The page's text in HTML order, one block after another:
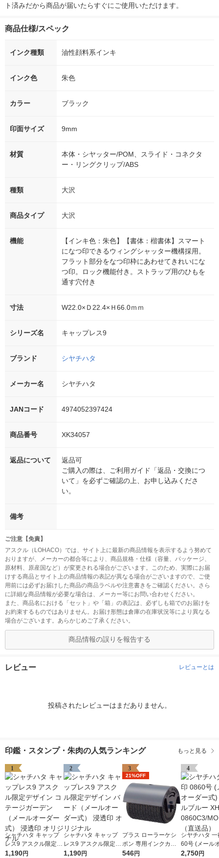
ト済みだから商品が届いたらすぐにご使用いただけます。
商品仕様/スペック
インク種類 油性顔料系インキ
インク色 朱色
カラー ブラック
印面サイズ 9mm
材質
本体・シヤッター/POM、スライド・コネクタ
ー・リングクリップ/ABS
種類 大沢
商品タイプ 大沢
機能
【インキ色：朱色】【書体：楷書体】スマート
になつ印できるウィングシャッター機構採用。
フラット部分をなつ印枠にあわせてきれいにな
つ印。ロック機能付き。ストラップ用のひもを
通す穴付き
寸法 W22.0×Ｄ22.4×Ｈ66.0ｍｍ
シリーズ名 キャップレス9
ブランド シヤチハタ
メーカー名 シヤチハタ
JANコード 4974052397424
商品番号 XK34057
返品について
返品可
ご購入の際は、ご利用ガイド「返品・交換につ
いて」を必ずご確認の上、お申し込みくださ
い。
備考
ご注意【免責】
アスクル（LOHACO）では、サイト上に最新の商品情報を表示するよう努めて
おりますが、メーカーの都合等により、商品規格・仕様（容量、パッケージ、
原材料、原産国など）が変更される場合がございます。このため、実際にお届
けする商品とサイト上の商品情報の表記が異なる場合がございますので、ご使
用前には必ずお届けした商品の商品ラベルや注意書きをご確認ください。さら
に詳細な商品情報が必要な場合は、メーカー等にお問い合わせください。
また、商品名における「セット」や「箱」の表記は、必ずしも箱でのお届けを
お約束するものではありません。お届け形態は倉庫の在庫状況等により異なる
場合がございます。あらかじめご了承ください。
商品情報の誤りを報告する
レビュー レビューとは
投稿されたレビューはまだありません。
印鑑・スタンプ・朱肉の人気ランキング もっと見る
1
シャチハタ キャップ
レス9 アスクル限定デ
ザイン コテージガー
1,190円
2
シャチハタ キャップ
レス9 アスクル限定デ
ザイン バード（メー
1,190円
3
21%OFF
プラス ローラーケシ
ポン 専用インクカー
トリッジ 個人情報保
546円
4
シヤチハタ
60号 (メール
式) ペールブ
2,750円